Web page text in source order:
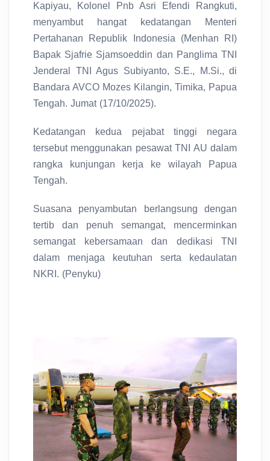
Kapiyau, Kolonel Pnb Asri Efendi Rangkuti,
menyambut hangat kedatangan Menteri
Pertahanan Republik Indonesia (Menhan RI)
Bapak Sjafrie Sjamsoeddin dan Panglima TNI
Jenderal TNI Agus Subiyanto, S.E., M.Si., di
Bandara AVCO Mozes Kilangin, Timika, Papua
Tengah. Jumat (17/10/2025).
Kedatangan kedua pejabat tinggi negara
tersebut menggunakan pesawat TNI AU dalam
rangka kunjungan kerja ke wilayah Papua
Tengah.
Suasana penyambutan berlangsung dengan
tertib dan penuh semangat, mencerminkan
semangat kebersamaan dan dedikasi TNI
dalam menjaga keutuhan serta kedaulatan
NKRI. (Penyku)